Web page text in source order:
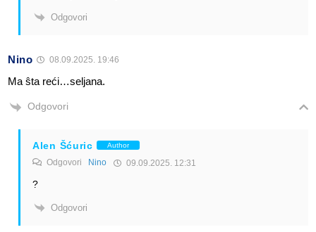
Odgovori
Nino 08.09.2025. 19:46
Ma ŝta reći…seljana.
Odgovori
Alen Šćuric Author
Odgovori Nino 09.09.2025. 12:31
?
Odgovori